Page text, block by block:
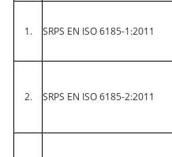
1. SRPS EN ISO 6185-1:2011
2. SRPS EN ISO 6185-2:2011